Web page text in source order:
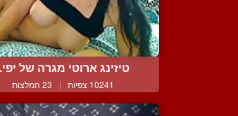
טיזינג ארוטי מגרה של
10241 צפיות | 23 המלצות